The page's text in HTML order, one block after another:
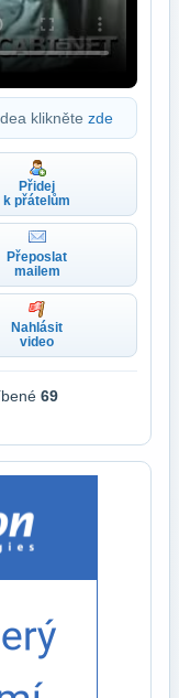
klikněte zde
Přidej
k přátelům
Přeposlat
mailem
Nahlásit
video
69